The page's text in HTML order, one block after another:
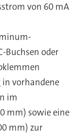
von 60 mA
Buchsen oder
vorhandene
im
mm) sowie eine
mm) zur